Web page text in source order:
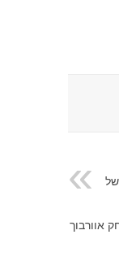
אוורבוך